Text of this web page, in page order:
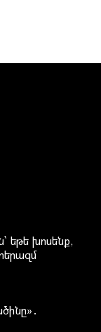
եթե խոսենք,